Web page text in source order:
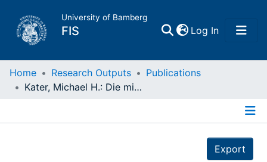
University of Bamberg
FIS Log In(current)
Home
Home Research Outputs
Publications
Kater, Michael H.: Die mißbrauchte Muse: Musiker im Dritten Reich: München u.a., 1998
Export